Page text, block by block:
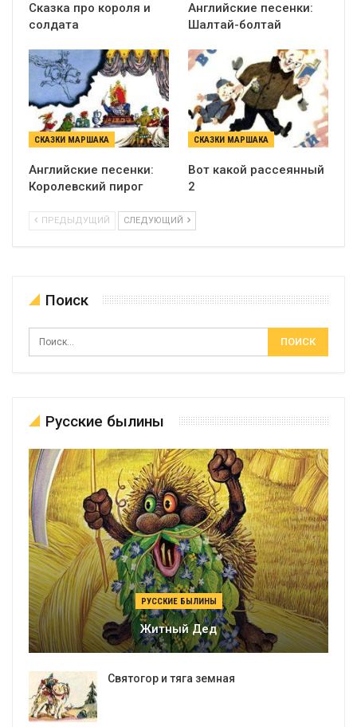
Сказка про короля и
солдата
Английские песенки:
Шалтай-болтай
СКАЗКИ МАРШАКА
Английские песенки:
Королевский пирог
СКАЗКИ МАРШАКА
Вот какой рассеянный
2
ПРЕДЫДУЩИЙ СЛЕДУЮЩИЙ
Поиск
Русские былины
РУССКИЕ БЫЛИНЫ
Житный Дед
Святогор и тяга земная